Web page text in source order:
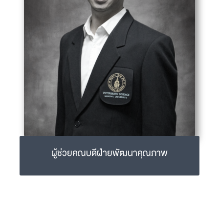
ผู้ช่วยคณบดีฝ่ายพัฒนาคุณภาพ